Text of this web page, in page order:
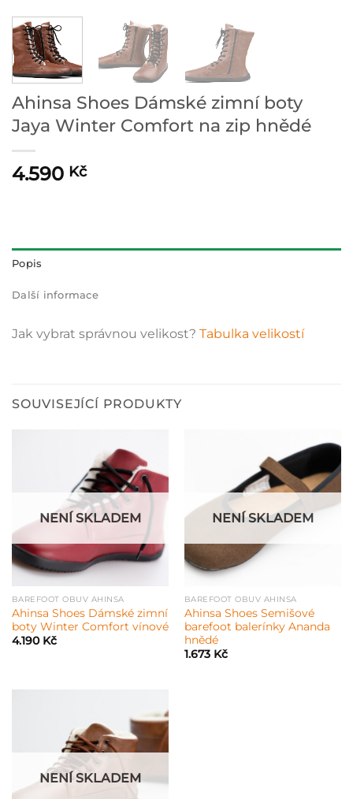
Ahinsa Shoes Dámské zimní boty
Jaya Winter Comfort na zip hnědé
4.590 Kč
Popis
Další informace
Jak vybrat správnou velikost? Tabulka velikostí
SOUVISEJÍCÍ PRODUKTY
NENÍ SKLADEM
BAREFOOT OBUV AHINSA
Ahinsa Shoes Dámské zimní
boty Winter Comfort vínové
4.190 Kč
NENÍ SKLADEM
BAREFOOT OBUV AHINSA
Ahinsa Shoes Semišové
barefoot balerínky Ananda
hnědé
1.673 Kč
NENÍ SKLADEM